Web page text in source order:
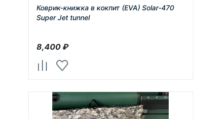
Коврик-книжка в кокпит (EVA) Solar-470
Super Jet tunnel
8,400₽